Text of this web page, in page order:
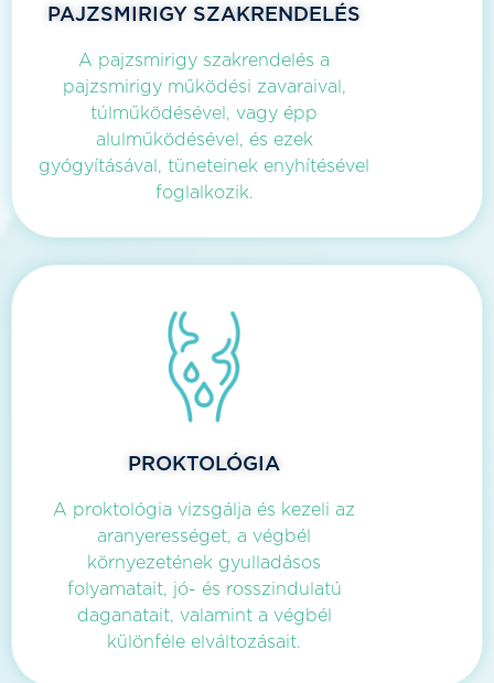
PAJZSMIRIGY SZAKRENDELÉS
A pajzsmirigy szakrendelés a
pajzsmirigy működési zavaraival,
túlműködésével, vagy épp
alulműködésével, és ezek
gyógyításával, tüneteinek enyhítésével
foglalkozik.
PROKTOLÓGIA
A proktológia vizsgálja és kezeli az
aranyerességet, a végbél
környezetének gyulladásos
folyamatait, jó- és rosszindulatú
daganatait, valamint a végbél
különféle elváltozásait.